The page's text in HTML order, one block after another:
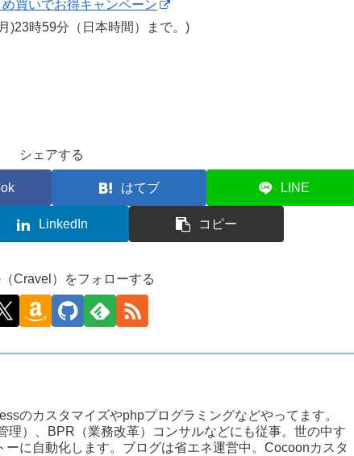
買いでお得キャンペーン
)23時59分（日本時間）まで。)
シェアする
はてブ LINE
LinkedIn コピー
Cravel）をフォローする
のカスタマイズやphpプログラミングなどやってます。
理）、BPR（業務改革）コンサルなどにも従事。世の中す
ーに自動化します。ブログは省エネ運営中。Cocoonカスタ